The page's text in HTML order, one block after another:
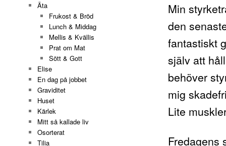
Min
den
fantastiskt
själv att
behöver
mig
Lite
Fredagens
Äta
Frukost & Bröd
Lunch & Middag
Mellis & Kvällis
Prat om Mat
Sött & Gott
Elise
En dag på jobbet
Graviditet
Huset
Kärlek
Mitt så kallade liv
Osorterat
Tilia